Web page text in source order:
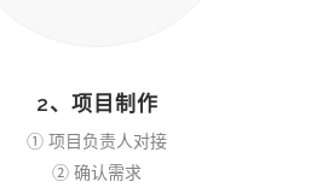
2、项目制作
① 项目负责人对接
② 确认需求